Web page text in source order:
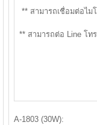
** สามารถเชื่อมต่อไม
** สามารถต่อ Line โท
A-1803 (30W):